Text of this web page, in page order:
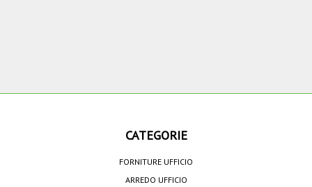
CATEGORIE
FORNITURE UFFICIO
ARREDO UFFICIO